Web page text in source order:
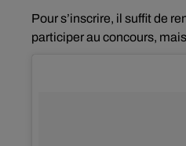
Pour s’inscrire, il suffit de
participer au concours,